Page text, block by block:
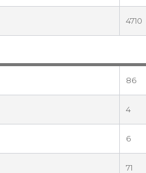
4710
86
4
6
71